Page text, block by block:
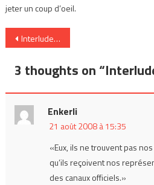
jeter un coup d’oeil.
Navigation
de
l’article
Interlude 3 : Logo JO
3 thoughts on “
Enkerli
21 août 2008 à 15:35
«Eux, ils ne trouvent pas
qu’ils reçoivent nos
des canaux officiels.»